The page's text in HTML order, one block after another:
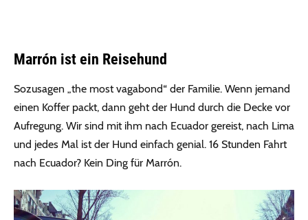
Marrón ist ein Reisehund
Sozusagen „the most vagabond“ der Familie. Wenn jemand
einen Koffer packt, dann geht der Hund durch die Decke vor
Aufregung. Wir sind mit ihm nach Ecuador gereist, nach Lima
und jedes Mal ist der Hund einfach genial. 16 Stunden Fahrt
nach Ecuador? Kein Ding für Marrón.